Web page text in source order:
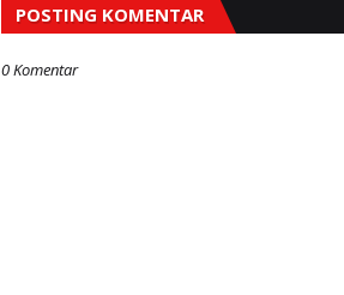
POSTING KOMENTAR
0 Komentar